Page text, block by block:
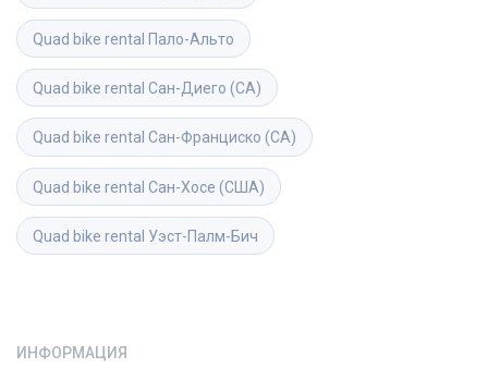
Quad bike rental Пало-Альто
Quad bike rental Сан-Диего (CA)
Quad bike rental Сан-Франциско (CA)
Quad bike rental Сан-Хосе (США)
Quad bike rental Уэст-Палм-Бич
ИНФОРМАЦИЯ